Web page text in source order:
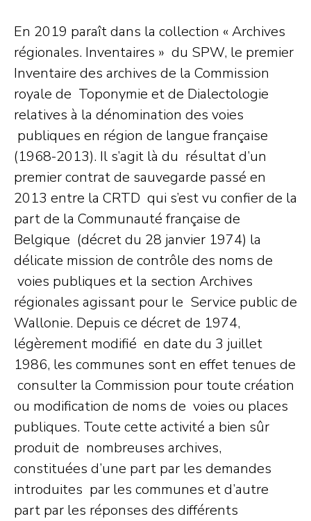
En 2019 paraît dans la collection « Archives
régionales. Inventaires » du SPW, le premier
Inventaire des archives de la Commission
royale de Toponymie et de Dialectologie
relatives à la dénomination des voies
publiques en région de langue française
(1968-2013). Il s’agit là du résultat d’un
premier contrat de sauvegarde passé en
2013 entre la CRTD qui s’est vu confier de la
part de la Communauté française de
Belgique (décret du 28 janvier 1974) la
délicate mission de contrôle des noms de
voies publiques et la section Archives
régionales agissant pour le Service public de
Wallonie. Depuis ce décret de 1974,
légèrement modifié en date du 3 juillet
1986, les communes sont en effet tenues de
consulter la Commission pour toute création
ou modification de noms de voies ou places
publiques. Toute cette activité a bien sûr
produit de nombreuses archives,
constituées d’une part par les demandes
introduites par les communes et d’autre
part par les réponses des différents